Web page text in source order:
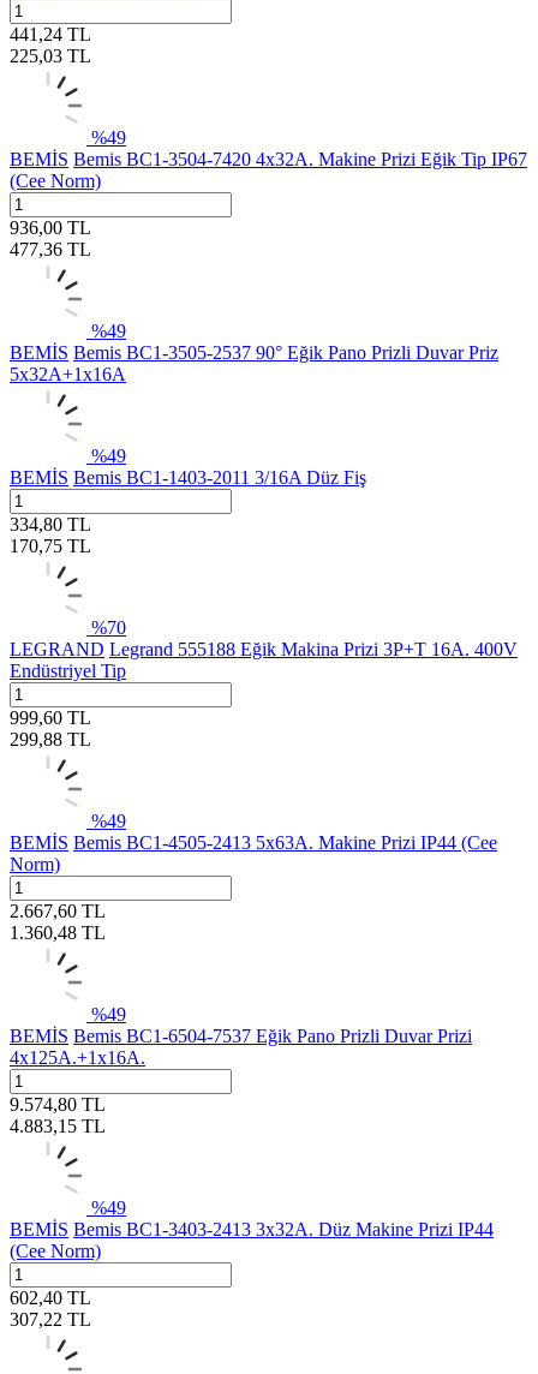
441,24 TL
225,03 TL
%49
BEMİS Bemis BC1-3504-7420 4x32A. Makine Prizi Eğik Tip IP67
(Cee Norm)
936,00 TL
477,36 TL
%49
BEMİS Bemis BC1-3505-2537 90° Eğik Pano Prizli Duvar Priz
5x32A+1x16A
%49
BEMİS Bemis BC1-1403-2011 3/16A Düz Fiş
334,80 TL
170,75 TL
%70
LEGRAND Legrand 555188 Eğik Makina Prizi 3P+T 16A. 400V
Endüstriyel Tip
999,60 TL
299,88 TL
%49
BEMİS Bemis BC1-4505-2413 5x63A. Makine Prizi IP44 (Cee
Norm)
2.667,60 TL
1.360,48 TL
%49
BEMİS Bemis BC1-6504-7537 Eğik Pano Prizli Duvar Prizi
4x125A.+1x16A.
9.574,80 TL
4.883,15 TL
%49
BEMİS Bemis BC1-3403-2413 3x32A. Düz Makine Prizi IP44
(Cee Norm)
602,40 TL
307,22 TL